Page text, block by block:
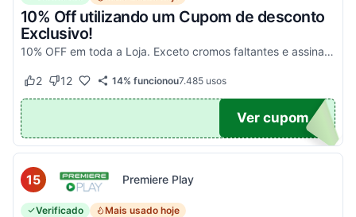
10% Off utilizando um Cupom de desconto
Exclusivo!
10% OFF em toda a Loja. Exceto cromos faltantes e assinaturas. Aproveite essa exclusividade!
Este cupom funcionou
2 Este cupom não funcionou
12 14% funcionou7.485usos
UPOM
Ver cupom
15 Premiere Play
Verificado Mais usado hoje